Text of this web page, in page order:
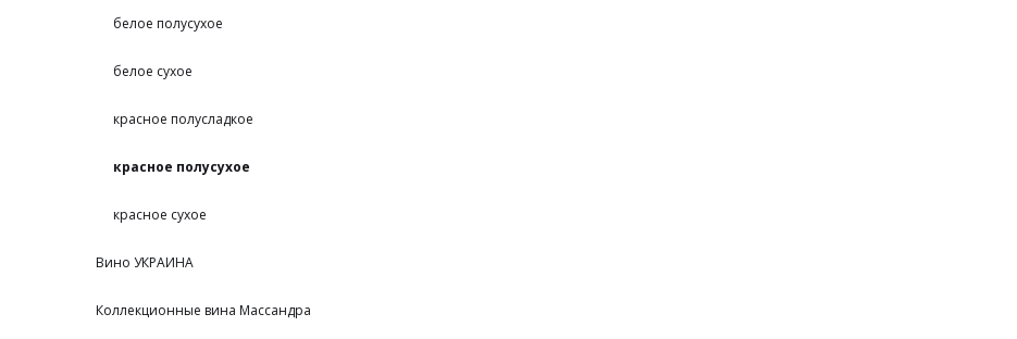
белое полусухое
белое сухое
красное полусладкое
красное полусухое
красное сухое
Вино УКРАИНА
Коллекционные вина Массандра